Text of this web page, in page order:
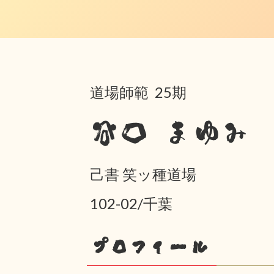
道場師範 25期
谷口 まゆみ
己書 笑ッ種道場
102-02/千葉
プロフィール